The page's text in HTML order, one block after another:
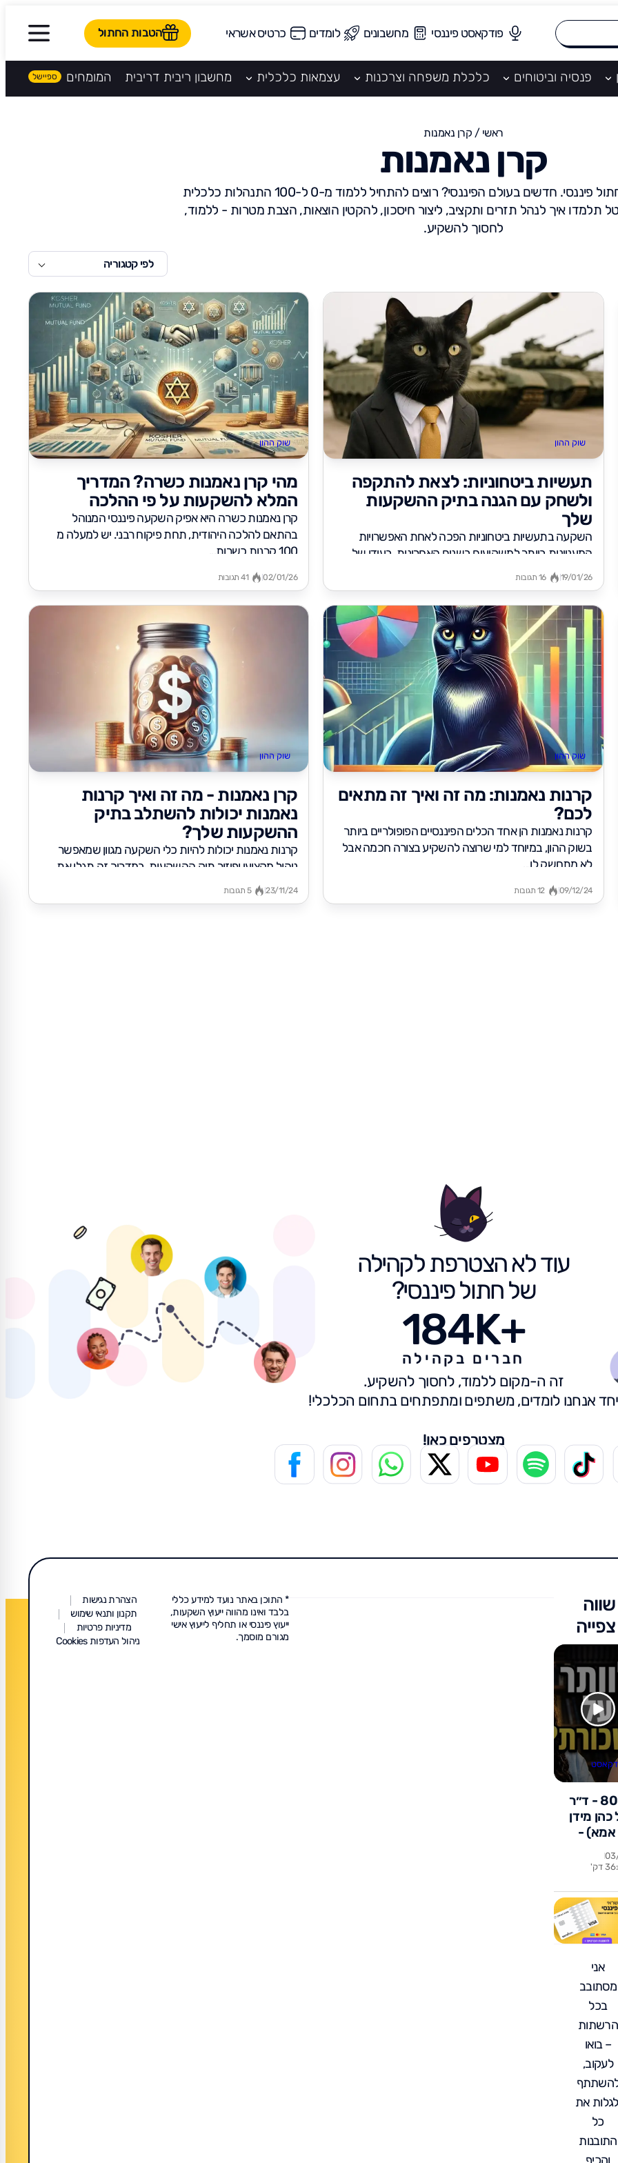
פודקאסט פיננסי מחשבונים לומדים כרטיס אשראי הטבות החתול
פנסיה וביטוחים כלכלת משפחה וצרכנות עצמאות כלכלית מחשבון ריבית דריבית המומחים
ראשי / קרן נאמנות
קרן נאמנות
בלוג פיננסי מבית קהילת חתול פיננסי. חדשים בעולם הפיננסי? רוצים להתחיל ללמוד מ-0 ל-100 התנהלות כלכלית
תלמדו איך לנהל תזרים ותקציב, ליצור חיסכון, להקטין הוצאות, הצבת מטרות - ללמוד,
לחסוך להשקיע.
לפי קטגוריה
שוק ההון
תעשיות ביטחוניות: לצאת להתקפה
ולשחק עם הגנה בתיק ההשקעות
שלך
השקעה בתעשיות ביטחוניות הפכה לאחת האפשרויות
המעניינות ביותר למשקיעים בשנים האחרונות. בעידן של
מתיחות גיאופוליטית גוברת, תקציבי ביטחון עולמיים
שוברים...
19/01/26 16 תגובות
שוק ההון
מהי קרן נאמנות כשרה? המדריך
המלא להשקעות על פי ההלכה
קרן נאמנות כשרה היא אפיק השקעה פיננסי המנוהל
בהתאם להלכה היהודית, תחת פיקוח רבני. יש למעלה מ
100 קרנות כשרות...
02/01/26 41 תגובות
שוק ההון
קרנות נאמנות: מה זה ואיך זה מתאים
לכם?
קרנות נאמנות הן אחד הכלים הפיננסיים הפופולריים ביותר
בשוק ההון, במיוחד למי שרוצה להשקיע בצורה חכמה אבל
לא מתחשק לו...
09/12/24 12 תגובות
שוק ההון
קרן נאמנות - מה זה ואיך קרנות
נאמנות יכולות להשתלב בתיק
ההשקעות שלך?
קרנות נאמנות יכולות להיות כלי השקעה מגוון שמאפשר
ניהול מקצועי ופיזור תיק ההשקעות. במדריך זה תגלו את
ההבדלים בין קרנות...
23/11/24 5 תגובות
עוד לא הצטרפת לקהילה
של חתול פיננסי?
184K+
חברים בקהילה
זה ה-מקום ללמוד, לחסוך להשקיע.
יחד אנחנו לומדים, משתפים ומתפתחים בתחום הכלכלי!
מצטרפים כאן!
שווה
צפייה
פרק 80 - ד״ר
מידן
אמא) -
ביתי עולה
האמת
עליה
דק'
אני
מסתובב
בכל
הרשתות
– בואו
לעקוב,
את
כל
התובנות
* התוכן באתר נועד למידע כללי
בלבד ואינו מהווה ייעוץ השקעות,
ייעוץ פיננסי או תחליף לייעוץ אישי
מגורם מוסמך.
הצהרת נגישות
תקנון ותנאי שימוש
מדיניות פרטיות
ניהול העדפות Cookies